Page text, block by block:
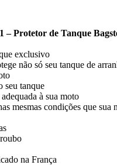
– Protetor de Tanque
exclusivo
não só seu tanque de
seu tanque
à sua moto
mesmas condições que sua
na França